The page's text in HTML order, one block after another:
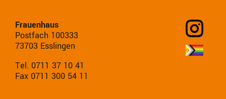
Frauenhaus
Postfach 100333
73703 Esslingen
Tel. 0711 37 10 41
Fax 0711 300 54 11